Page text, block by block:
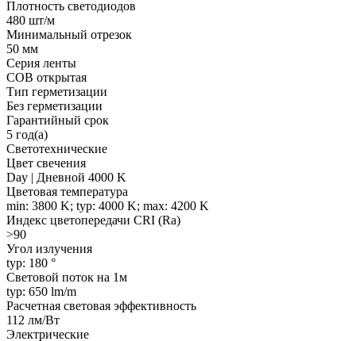
Плотность светодиодов
480 шт/м
Минимальный отрезок
50 мм
Серия ленты
COB открытая
Тип герметизации
Без герметизации
Гарантийный срок
5 год(а)
Светотехнические
Цвет свечения
Day | Дневной 4000 K
Цветовая температура
min: 3800 K; typ: 4000 K; max: 4200 K
Индекс цветопередачи CRI (Ra)
>90
Угол излучения
typ: 180 °
Световой поток на 1м
typ: 650 lm/m
Расчетная световая эффективность
112 лм/Вт
Электрические